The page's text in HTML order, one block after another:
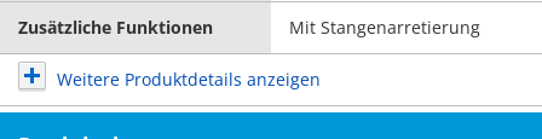
Zusätzliche Funktionen Mit Stangenarretierung
Weitere Produktdetails anzeigen